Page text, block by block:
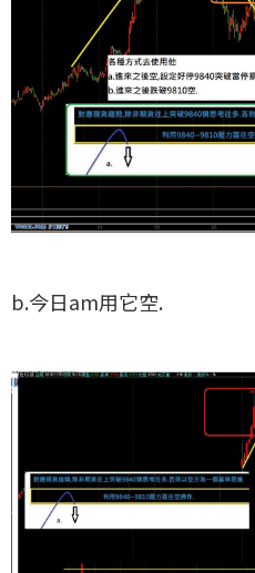
b.今日am用它空.